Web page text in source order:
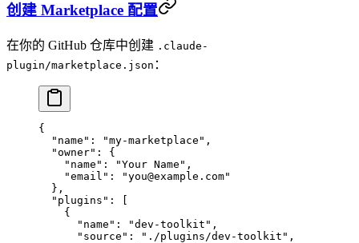
创建 Marketplace 配置
在你的 GitHub 仓库中创建 .claude-
plugin/marketplace.json ：
{
  "name"
: "my-marketplace" ,
  "owner"
: {
    "name"
: "Your Name" ,
    "email"
:
"you@example.com"
  },
  "plugins"
: [
    {
      "name"
: "dev-toolkit" ,
      "source"
: "./plugins/dev-toolkit" ,